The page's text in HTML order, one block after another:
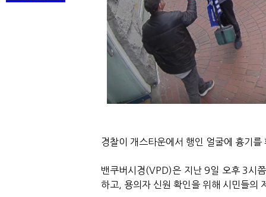
경찰이 개스타운에서 행인 얼굴에 흉기
밴쿠버시경(VPD)은 지난9일 오후3시
하고
용의자 신원 확인을 위해 시민들의